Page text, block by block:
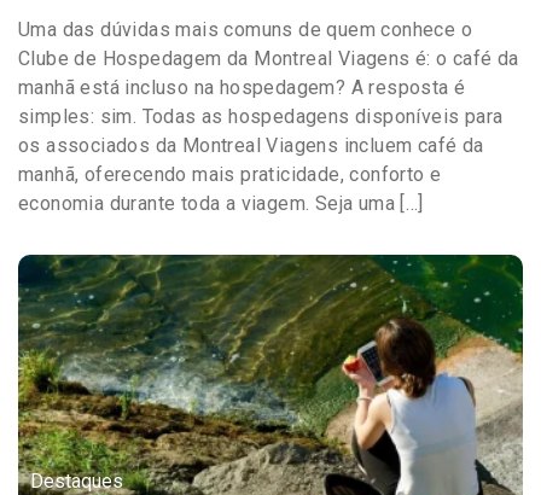
Uma das dúvidas mais comuns de quem conhece o
Clube de Hospedagem da Montreal Viagens é: o café da
manhã está incluso na hospedagem? A resposta é
simples: sim. Todas as hospedagens disponíveis para
os associados da Montreal Viagens incluem café da
manhã, oferecendo mais praticidade, conforto e
economia durante toda a viagem. Seja uma […]
Destaques